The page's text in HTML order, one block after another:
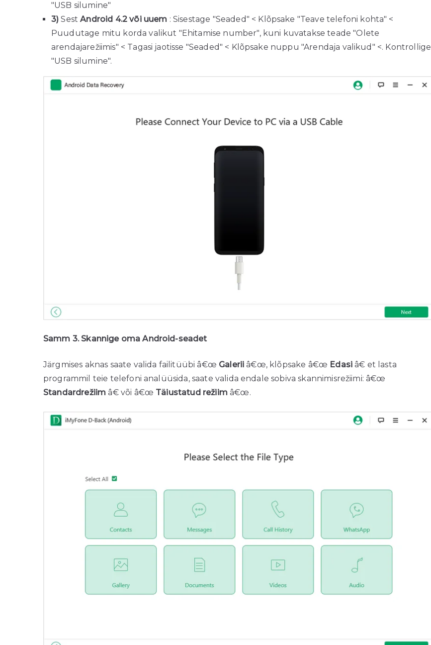
"USB silumine"
3) SestAndroid 4.2 või uuem : Sisestage "Seaded" < Klõpsake "Teave telefoni kohta" <
Puudutage mitu korda valikut "Ehitamise number", kuni kuvatakse teade "Olete
arendajarežiimis" < Tagasi jaotisse "Seaded" < Klõpsake nuppu "Arendaja valikud" <. Kontrollige
"USB silumine".
Samm 3. Skannige oma Android-seadet
Järgmises aknas saate valida failitüübi â€œ Galerii â€œ, klõpsake â€œ Edasi â€ et lasta
programmil teie telefoni analüüsida, saate valida endale sobiva skannimisrežiimi: â€œ
Standardrežiim â€ või â€œ Täiustatud režiim â€œ.